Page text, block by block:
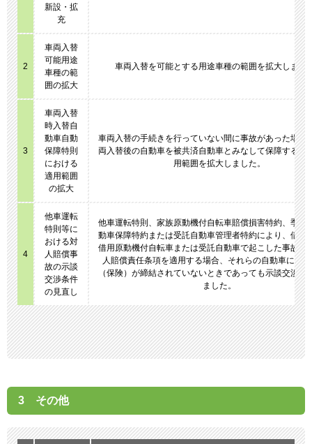
新設・拡
充
2
車両入替
可能用途
車種の範
囲の拡大
車両入替を可能とする用途車種の範囲を拡大しまし
3
車両入替
時入替自
動車自動
保障特則
における
適用範囲
の拡大
車両入替の手続きを行っていない間に事故があった場合
両入替後の自動車を被共済自動車とみなして保障する本
用範囲を拡大しました。
4
他車運転
特則等に
おける対
人賠償事
故の示談
交渉条件
の見直し
他車運転特則、家族原動機付自転車賠償損害特約、季節
動車保障特約または受託自動車管理者特約により、借用
借用原動機付自転車または受託自動車で起こした事故に
人賠償責任条項を適用する場合、それらの自動車に自
（保険）が締結されていないときであっても示談交渉を
ました。
3 その他